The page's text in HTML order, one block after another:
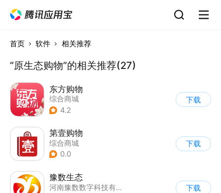
首页 软件 相关推荐
“原生态购物”的相关推荐(27)
东方购物
综合商城
4.2
下载
第壹购物
综合商城
0.0
下载
豫数生态
河南豫数数字科技有限公司
下载